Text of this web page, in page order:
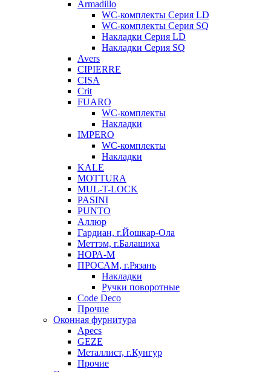
Armadillo
WC-комплекты Серия LD
WC-комплекты Серия SQ
Накладки Серия LD
Накладки Серия SQ
Avers
CIPIERRE
CISA
Crit
FUARO
WC-комплекты
Накладки
IMPERO
WC-комплекты
Накладки
KALE
MOTTURA
MUL-T-LOCK
PASINI
PUNTO
Аллюр
Гардиан, г.Йошкар-Ола
Меттэм, г.Балашиха
НОРА-М
ПРОСАМ, г.Рязань
Накладки
Ручки поворотные
Code Deco
Прочие
Оконная фурнитура
Apecs
GEZE
Металлист, г.Кунгур
Прочие